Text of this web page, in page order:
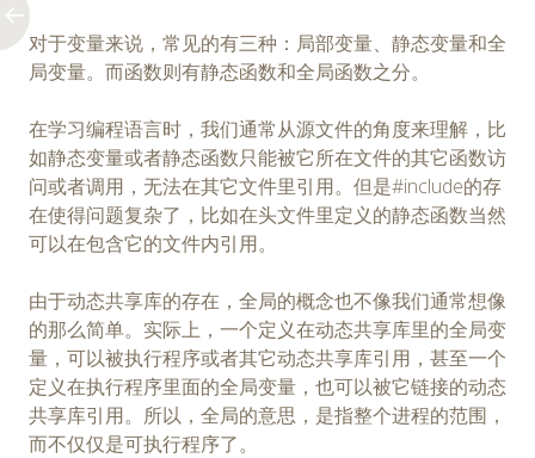
对于变量来说，常见的有三种：局部变量、静态变量和全
局变量。而函数则有静态函数和全局函数之分。
在学习编程语言时，我们通常从源文件的角度来理解，比
如静态变量或者静态函数只能被它所在文件的其它函数访
问或者调用，无法在其它文件里引用。但是#include的存
在使得问题复杂了，比如在头文件里定义的静态函数当然
可以在包含它的文件内引用。
由于动态共享库的存在，全局的概念也不像我们通常想像
的那么简单。实际上，一个定义在动态共享库里的全局变
量，可以被执行程序或者其它动态共享库引用，甚至一个
定义在执行程序里面的全局变量，也可以被它链接的动态
共享库引用。所以，全局的意思，是指整个进程的范围，
而不仅仅是可执行程序了。